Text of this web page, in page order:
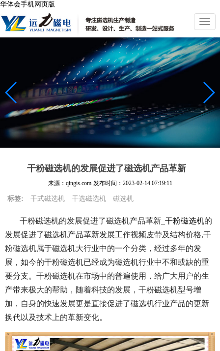
华体会手机网页版
切
换
导
航
干粉磁选机的发展促进了磁选机产品革新
来源：qingis.com 发布时间： 2023-02-14 07:19:11
标签: 干式磁选机 干选磁选机 磁选机
干粉磁选机的发展促进了磁选机产品革新_ 干粉磁选机的
发展促进了磁选机产品革新发展工作视频皮带及结构价格,干
粉磁选机属于磁选机大行业中的一个分类，经过多年的发
展，如今的干粉磁选机已经成为磁选机行业中不和或缺的重
要分支。干粉磁选机在市场中的普遍使用，给广大用户的生
产带来极大的帮助，随着科技的发展，干粉磁选机型号增
加，自身的快速发展更是直接促进了磁选机行业产品的更新
换代以及技术上的革新变化。